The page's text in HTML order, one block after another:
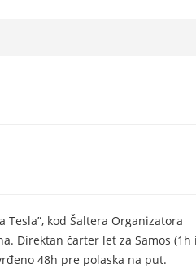
kod Šaltera Organizatora
Direktan čarter let za Samos (1h
48h pre polaska na put.